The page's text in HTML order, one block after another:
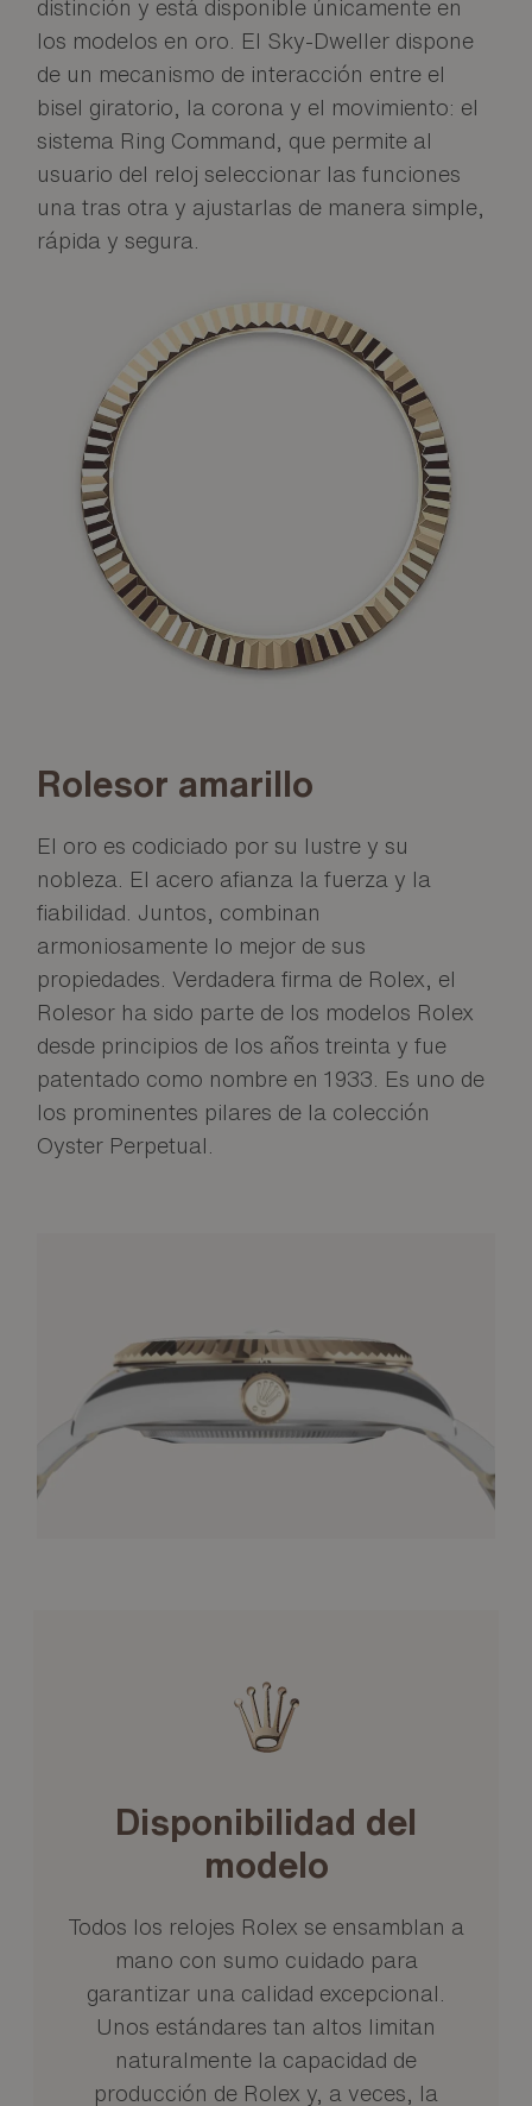
distinción y está disponible únicamente en
los modelos en oro. El Sky-Dweller dispone
de un mecanismo de interacción entre el
bisel giratorio, la corona y el movimiento: el
sistema Ring Command, que permite al
usuario del reloj seleccionar las funciones
una tras otra y ajustarlas de manera simple,
rápida y segura.
Rolesor amarillo
El oro es codiciado por su lustre y su
nobleza. El acero afianza la fuerza y la
fiabilidad. Juntos, combinan
armoniosamente lo mejor de sus
propiedades. Verdadera firma de Rolex, el
Rolesor ha sido parte de los modelos Rolex
desde principios de los años treinta y fue
patentado como nombre en 1933. Es uno de
los prominentes pilares de la colección
Oyster Perpetual.
Disponibilidad del
modelo
Todos los relojes Rolex se ensamblan a
mano con sumo cuidado para
garantizar una calidad excepcional.
Unos estándares tan altos limitan
naturalmente la capacidad de
producción de Rolex y, a veces, la